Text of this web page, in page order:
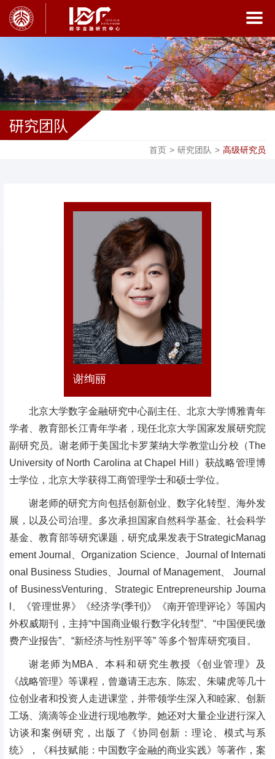
研究团队
首页 > 研究团队 > 高级研究员
谢绚丽
北京大学数字金融研究中心副主任、北京大学博雅青年
学者、教育部长江青年学者，现任北京大学国家发展研究院
副研究员。谢老师于美国北卡罗莱纳大学教堂山分校（The
University of North Carolina at Chapel Hill）获战略管理博
士学位，北京大学获得工商管理学士和硕士学位。
谢老师的研究方向包括创新创业、数字化转型、海外发
展，以及公司治理。多次承担国家自然科学基金、社会科学
基金、教育部等研究课题，研究成果发表于StrategicManag
ement Journal、Organization Science、Journal of Internati
onal Business Studies、Journal of Management、 Journal
of BusinessVenturing、Strategic Entrepreneurship Journa
l、《管理世界》《经济学(季刊)》《南开管理评论》等国内
外权威期刊，主持“中国商业银行数字化转型”、“中国便民缴
费产业报告”、“新经济与性别平等” 等多个智库研究项目。
谢老师为MBA、本科和研究生教授《创业管理》及
《战略管理》等课程，曾邀请王志东、陈宏、朱啸虎等几十
位创业者和投资人走进课堂，并带领学生深入和睦家、创新
工场、滴滴等企业进行现地教学。她还对大量企业进行深入
访谈和案例研究，出版了《协同创新：理论、模式与系
统》，《科技赋能：中国数字金融的商业实践》等著作，案